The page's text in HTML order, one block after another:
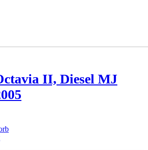
II, Diesel MJ